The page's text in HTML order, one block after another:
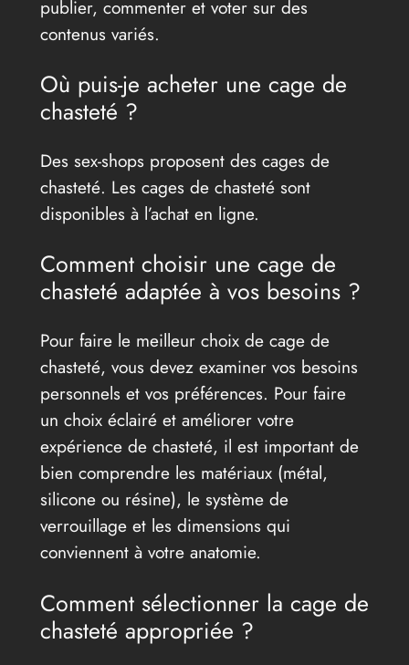
publier, commenter et voter sur des
contenus variés.
Où puis-je acheter une cage de
chasteté ?
Des sex-shops proposent des cages de
chasteté. Les cages de chasteté sont
disponibles à l’achat en ligne.
Comment choisir une cage de
chasteté adaptée à vos besoins ?
Pour faire le meilleur choix de cage de
chasteté, vous devez examiner vos besoins
personnels et vos préférences. Pour faire
un choix éclairé et améliorer votre
expérience de chasteté, il est important de
bien comprendre les matériaux (métal,
silicone ou résine), le système de
verrouillage et les dimensions qui
conviennent à votre anatomie.
Comment sélectionner la cage de
chasteté appropriée ?